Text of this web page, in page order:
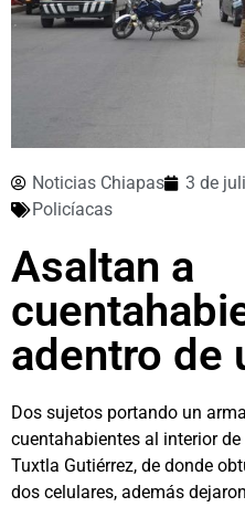
Noticias Chiapas 3 de
Policíacas
Asaltan a
adentro de
Dos sujetos portando un
cuentahabientes al interior
Tuxtla Gutiérrez, de donde
dos celulares, además